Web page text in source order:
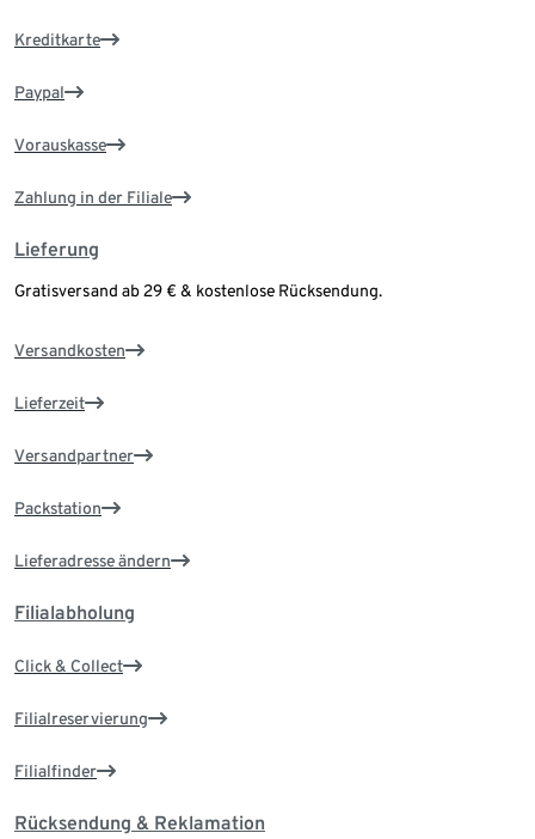
Kreditkarte
Paypal
Vorauskasse
Zahlung in der Filiale
Lieferung
Gratisversand ab 29 € & kostenlose Rücksendung.
Versandkosten
Lieferzeit
Versandpartner
Packstation
Lieferadresse ändern
Filialabholung
Click & Collect
Filialreservierung
Filialfinder
Rücksendung & Reklamation